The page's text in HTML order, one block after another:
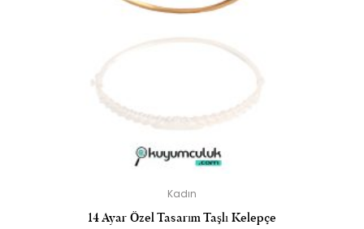
Kadın
14 Ayar Özel Tasarım Taşlı Kelepçe